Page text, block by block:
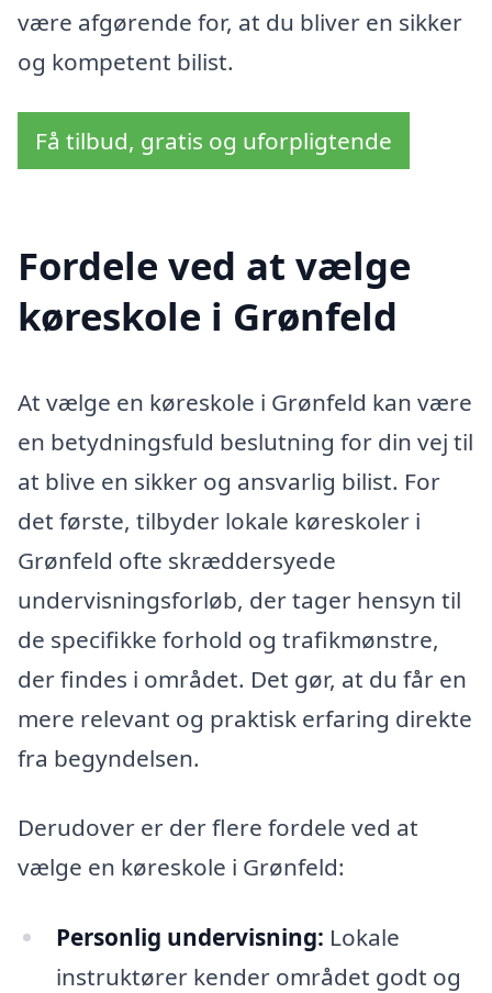
være afgørende for, at du bliver en sikker
og kompetent bilist.
Få tilbud, gratis og uforpligtende
Fordele ved at vælge
køreskole i Grønfeld
At vælge en køreskole i Grønfeld kan være
en betydningsfuld beslutning for din vej til
at blive en sikker og ansvarlig bilist. For
det første, tilbyder lokale køreskoler i
Grønfeld ofte skræddersyede
undervisningsforløb, der tager hensyn til
de specifikke forhold og trafikmønstre,
der findes i området. Det gør, at du får en
mere relevant og praktisk erfaring direkte
fra begyndelsen.
Derudover er der flere fordele ved at
vælge en køreskole i Grønfeld:
Personlig undervisning: Lokale
instruktører kender området godt og